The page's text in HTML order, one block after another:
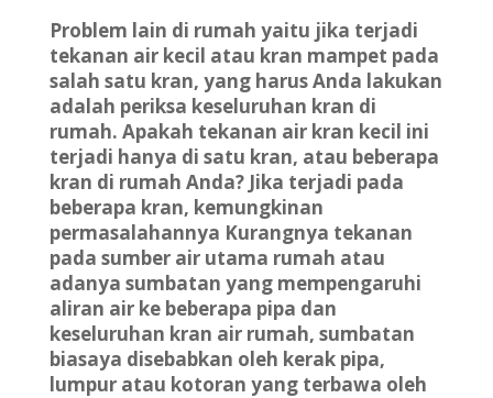
Problem lain di rumah yaitu jika terjadi
tekanan air kecil atau kran mampet pada
salah satu kran, yang harus Anda lakukan
adalah periksa keseluruhan kran di
rumah. Apakah tekanan air kran kecil ini
terjadi hanya di satu kran, atau beberapa
kran di rumah Anda? Jika terjadi pada
beberapa kran, kemungkinan
permasalahannya Kurangnya tekanan
pada sumber air utama rumah atau
adanya sumbatan yang mempengaruhi
aliran air ke beberapa pipa dan
keseluruhan kran air rumah, sumbatan
biasaya disebabkan oleh kerak pipa,
lumpur atau kotoran yang terbawa oleh